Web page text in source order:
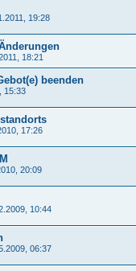
19:28
18:21
beenden
15:33
17:26
20:09
10:44
06:37